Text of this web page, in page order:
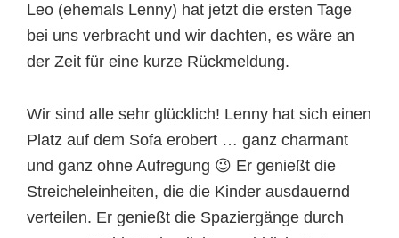
Leo (ehemals Lenny) hat jetzt die ersten Tage
bei uns verbracht und wir dachten, es wäre an
der Zeit für eine kurze Rückmeldung.
Wir sind alle sehr glücklich! Lenny hat sich einen
Platz auf dem Sofa erobert … ganz charmant
und ganz ohne Aufregung 😉 Er genießt die
Streicheleinheiten, die die Kinder ausdauernd
verteilen. Er genießt die Spaziergänge durch